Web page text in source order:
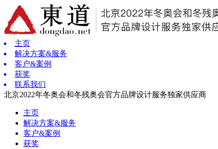
主页
解决方案&服务
客户&案例
获奖
联系我们
北京2022年冬奥会和冬残奥会官方品牌设计服务独家供应商
主页
解决方案&服务
客户&案例
获奖